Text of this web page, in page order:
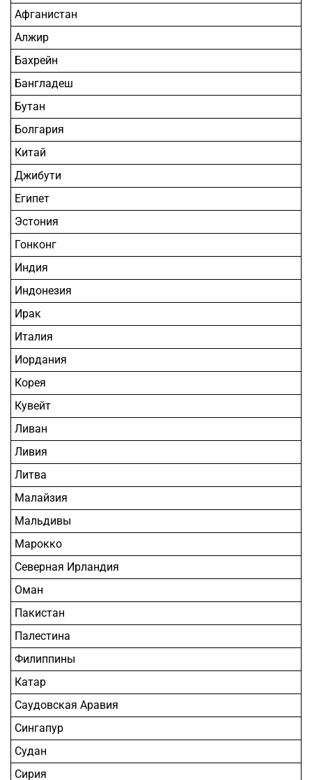
Афганистан
Алжир
Бахрейн
Бангладеш
Бутан
Болгария
Китай
Джибути
Египет
Эстония
Гонконг
Индия
Индонезия
Ирак
Италия
Иордания
Корея
Кувейт
Ливан
Ливия
Литва
Малайзия
Мальдивы
Марокко
Северная Ирландия
Оман
Пакистан
Палестина
Филиппины
Катар
Саудовская Аравия
Сингапур
Судан
Сирия